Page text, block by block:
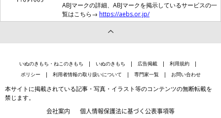
ABJマークの詳細、ABJマークを掲示しているサービスの一
覧はこちら→ https://aebs.or.jp/
いぬのきもち・ねこのきもち いぬのきもち 広告掲載
利用規約
ポリシー
利用者情報の取り扱いについて 専門家一覧 お問い合わせ
本サイトに掲載されている記事・写真・イラスト等のコンテンツの無断転載を
禁じます。
会社案内 個人情報保護法に基づく公表事項等